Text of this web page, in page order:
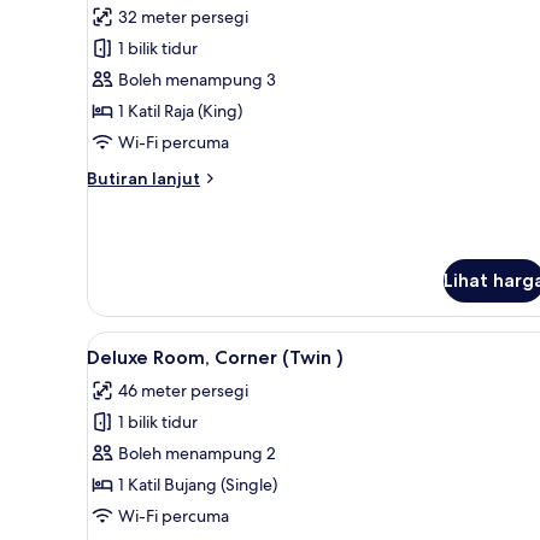
(King)
foto
untuk
Executive
Room
32 meter persegi
1 bilik tidur
Boleh menampung 3
1 Katil Raja (King)
Wi-Fi percuma
Butiran lanjut
Butiran
Lihat
Lihat
semua
foto
untuk
Deluxe
Room,
Corner
Bar mini, peti besi dalam
6
Deluxe Room, Corner (Twin )
46 meter persegi
1 bilik tidur
Boleh menampung 2
1 Katil Bujang (Single)
Wi-Fi percuma